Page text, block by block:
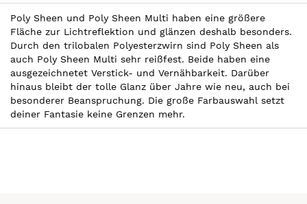
Poly Sheen und Poly Sheen Multi haben eine größere
Fläche zur Lichtreflektion und glänzen deshalb besonders.
Durch den trilobalen Polyesterzwirn sind Poly Sheen als
auch Poly Sheen Multi sehr reißfest. Beide haben eine
ausgezeichnetet Verstick- und Vernähbarkeit. Darüber
hinaus bleibt der tolle Glanz über Jahre wie neu, auch bei
besonderer Beanspruchung. Die große Farbauswahl setzt
deiner Fantasie keine Grenzen mehr.